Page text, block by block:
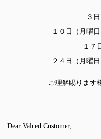
３
１０日（月曜
１７
２４日（月曜
ご理解賜ります
Dear Valued Customer,